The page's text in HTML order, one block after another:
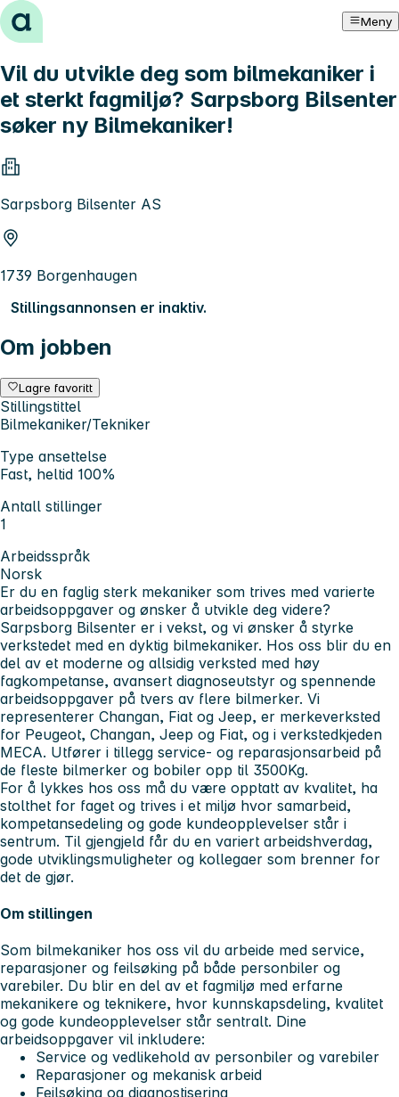
Hopp til innhold Meny
Vil du utvikle deg som bilmekaniker i
et sterkt fagmiljø? Sarpsborg Bilsenter
søker ny Bilmekaniker!
Sarpsborg Bilsenter AS
1739 Borgenhaugen
Stillingsannonsen er inaktiv.
Om jobben
Lagre favoritt
Stillingstittel
Bilmekaniker/Tekniker
Type ansettelse
Fast, heltid 100%
Antall stillinger
1
Arbeidsspråk
Norsk
Er du en faglig sterk mekaniker som trives med varierte
arbeidsoppgaver og ønsker å utvikle deg videre?
Sarpsborg Bilsenter er i vekst, og vi ønsker å styrke
verkstedet med en dyktig bilmekaniker. Hos oss blir du en
del av et moderne og allsidig verksted med høy
fagkompetanse, avansert diagnoseutstyr og spennende
arbeidsoppgaver på tvers av flere bilmerker. Vi
representerer Changan, Fiat og Jeep, er merkeverksted
for Peugeot, Changan, Jeep og Fiat, og i verkstedkjeden
MECA. Utfører i tillegg service- og reparasjonsarbeid på
de fleste bilmerker og bobiler opp til 3500Kg.
For å lykkes hos oss må du være opptatt av kvalitet, ha
stolthet for faget og trives i et miljø hvor samarbeid,
kompetansedeling og gode kundeopplevelser står i
sentrum. Til gjengjeld får du en variert arbeidshverdag,
gode utviklingsmuligheter og kollegaer som brenner for
det de gjør.
Om stillingen
Som bilmekaniker hos oss vil du arbeide med service,
reparasjoner og feilsøking på både personbiler og
varebiler. Du blir en del av et fagmiljø med erfarne
mekanikere og teknikere, hvor kunnskapsdeling, kvalitet
og gode kundeopplevelser står sentralt. Dine
arbeidsoppgaver vil inkludere:
Service og vedlikehold av personbiler og varebiler
Reparasjoner og mekanisk arbeid
Feilsøking og diagnostisering